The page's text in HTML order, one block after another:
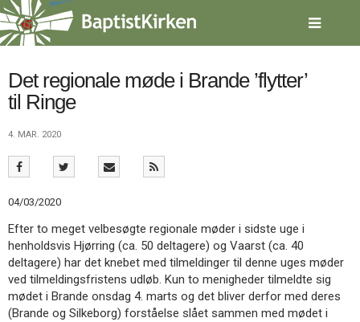
Spring
menu
over
gå
indholdVend
forsiden
Forside
3.0:
Kalender
4.0:
Inspiration
5.0:
Værktøjskassen
6.0:
Mission
7.0:
Om
BaptistKirken
8.0:
Kontakt
Det regionale møde i Brande ’flytter’
til Ringe
4. MAR. 2020
04/03/2020
Efter to meget velbesøgte regionale møder i sidste uge i
henholdsvis Hjørring (ca. 50 deltagere) og Vaarst (ca. 40
deltagere) har det knebet med tilmeldinger til denne uges møder
ved tilmeldingsfristens udløb. Kun to menigheder tilmeldte sig
mødet i Brande onsdag 4. marts og det bliver derfor med deres
(Brande og Silkeborg) forståelse slået sammen med mødet i